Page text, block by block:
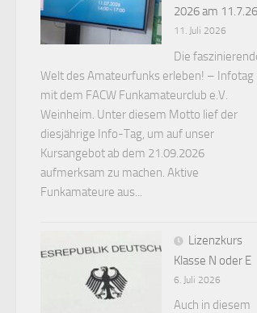
2026 am 11.7.26
11. Juli 2026
Die
Welt des Amateurfunks erleben! – Infotag
mit dem FACW Funkamateurclub e.V.
Weinheim. Unter diesem Motto lief der
diesjährige Info-Tag, um auf unser
Kursangebot ab dem 21.09.2026
aufmerksam zu machen. Aktive
Funkamateure aus...
Lizenzkurs
Klasse N oder E
6. Juli 2026
Auch in diesem